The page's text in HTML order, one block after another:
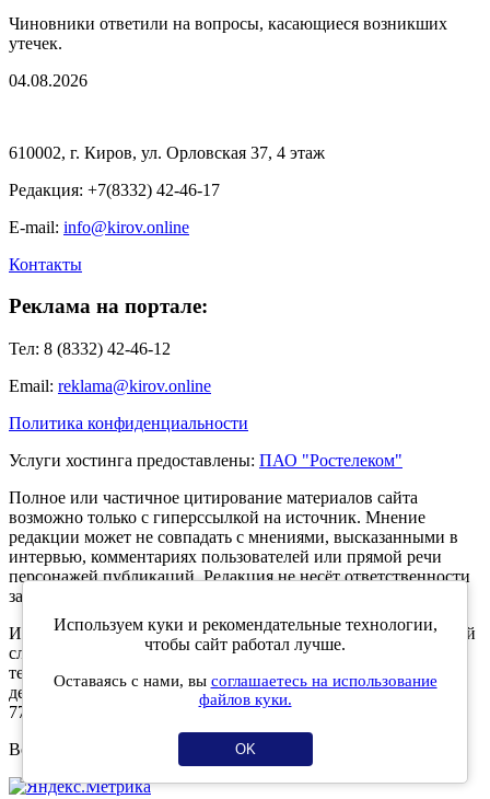
Чиновники ответили на вопросы, касающиеся возникших
утечек.
04.08.2026
610002, г. Киров, ул. Орловская 37, 4 этаж
Редакция: +7(8332) 42-46-17
E-mail: info@kirov.online
Контакты
Реклама на портале:
Тел: 8 (8332) 42-46-12
Email: reklama@kirov.online
Политика конфиденциальности
Услуги хостинга предоставлены: ПАО "Ростелеком"
Полное или частичное цитирование материалов сайта
возможно только с гиперссылкой на источник. Мнение
редакции может не совпадать с мнениями, высказанными в
интервью, комментариях пользователей или прямой речи
персонажей публикаций. Редакция не несёт ответственности
за текст комментариев читателей.
Интернет-портал Kirov.online зарегистрирован в Федеральной
службе по надзору в сфере связи, информационных
технологий и массовых коммуникаций (Роскомнадзор) 5
декабря 2019 года. Регистрационный номер ЭЛ № ФС 77 -
77189.
Возрастное ограничение 12+
Используем куки и рекомендательные технологии,
чтобы сайт работал лучше.
Оставаясь с нами, вы соглашаетесь на использование
файлов куки.
OK